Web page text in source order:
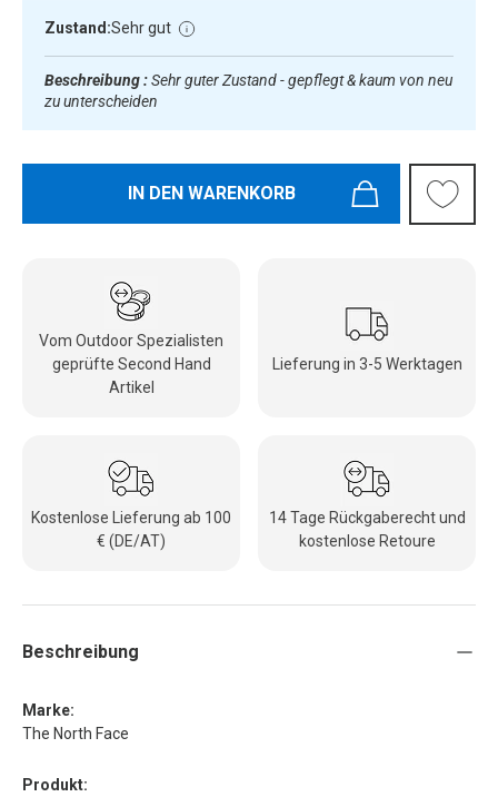
Zustand:Sehr gut
Beschreibung :Sehr guter Zustand - gepflegt & kaum von neu
zu unterscheiden
IN DEN WARENKORB
Vom Outdoor Spezialisten
geprüfte Second Hand
Artikel
Lieferung in 3-5 Werktagen
Kostenlose Lieferung ab 100
€ (DE/AT)
14 Tage Rückgaberecht und
kostenlose Retoure
Beschreibung
Marke:
The North Face
Produkt: